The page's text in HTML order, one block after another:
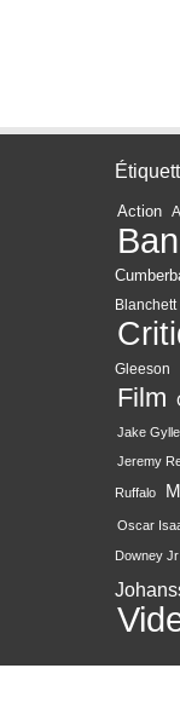
Action
Blanchett
Gleeson
Film
Jake
Jeremy
Ruffalo
Oscar
Downey Jr